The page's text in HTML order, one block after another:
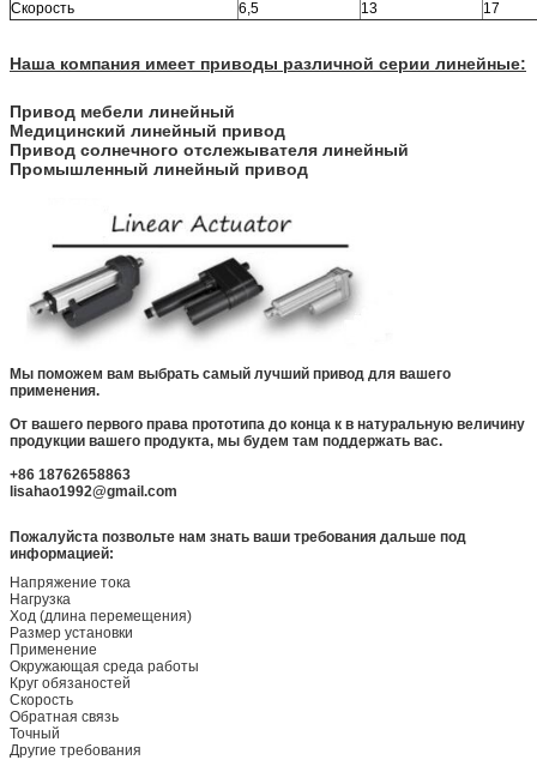
Скорость 6,5 13 17
Наша компания имеет приводы различной серии линейные:
Привод мебели линейный
Медицинский линейный привод
Привод солнечного отслежывателя линейный
Промышленный линейный привод
Мы поможем вам выбрать самый лучший привод для вашего
применения.
От вашего первого права прототипа до конца к в натуральную величину
продукции вашего продукта, мы будем там поддержать вас.
+86 18762658863
lisahao1992@gmail.com
Пожалуйста позвольте нам знать ваши требования дальше под
информацией:
Напряжение тока
Нагрузка
Ход (длина перемещения)
Размер установки
Применение
Окружающая среда работы
Круг обязаностей
Скорость
Обратная связь
Точный
Другие требования